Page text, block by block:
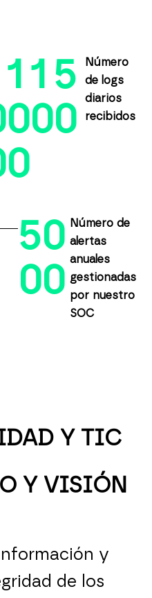
1 1 5
000
0
Número
de logs
diarios
recibidos
50
00
Número de
alertas
anuales
gestionadas
por nuestro
SOC
Y TIC
Y VISIÓN
y
de los